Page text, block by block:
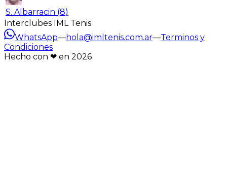
S. Albarracin (8)
Interclubes IML Tenis
WhatsApp—hola@imltenis.com.ar—Terminos y
Condiciones
Hecho con ❤︎ en 2026